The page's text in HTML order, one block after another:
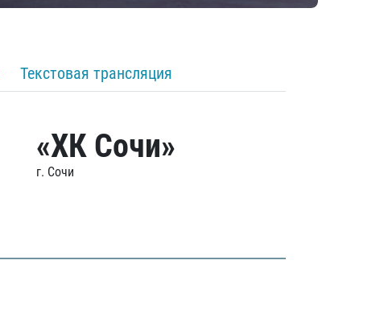
Текстовая трансляция
«ХК Сочи»
г. Сочи